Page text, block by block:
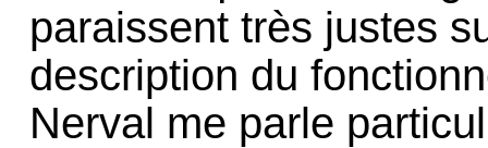
paraissent très justes
description du
Nerval me parle